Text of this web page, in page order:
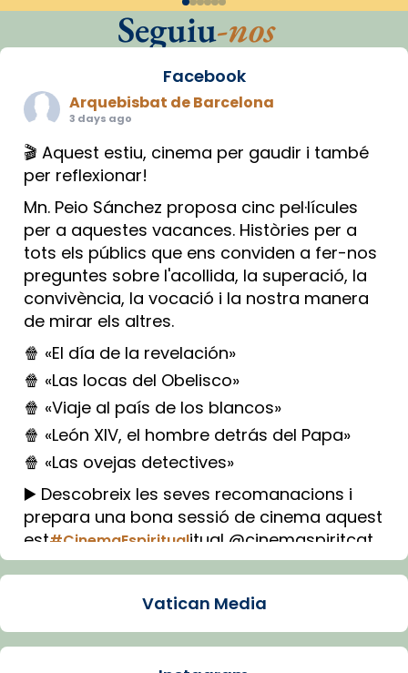
Seguiu-nos
Facebook
Arquebisbat de Barcelona
3 days ago
🎬 Aquest estiu, cinema per gaudir i també
per reflexionar!
Mn. Peio Sánchez proposa cinc pel·lícules
per a aquestes vacances. Històries per a
tots els públics que ens conviden a fer-nos
preguntes sobre l'acollida, la superació, la
convivència, la vocació i la nostra manera
de mirar els altres.
🍿 «El día de la revelación»
🍿 «Las locas del Obelisco»
🍿 «Viaje al país de los blancos»
🍿 «León XIV, el hombre detrás del Papa»
🍿 «Las ovejas detectives»
▶️ Descobreix les seves recomanacions i
prepara una bona sessió de cinema aquest
est#CinemaEspiritualitual @cinemaspiritcat
Imatge: Generada amb IA (OpenAI)
Vatican Media